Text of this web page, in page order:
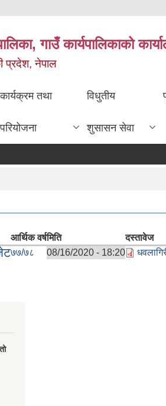
गाउँ कार्यपालिकाको
प्रदेश, नेपाल
कार्यक्रम तथा
परियोजना
विधुतीय
शुसासन सेवा
आर्थिक वर्षमिति दस्तावेज
७७/७८ 08/16/2020 - 18:20